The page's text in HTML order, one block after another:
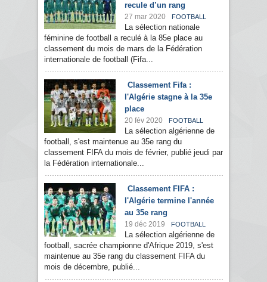
recule d’un rang
27 mar 2020 FOOTBALL
La sélection nationale
féminine de football a reculé à la 85e place au
classement du mois de mars de la Fédération
internationale de football (Fifa...
Classement Fifa :
l'Algérie stagne à la 35e
place
20 fév 2020 FOOTBALL
La sélection algérienne de
football, s'est maintenue au 35e rang du
classement FIFA du mois de février, publié jeudi par
la Fédération internationale...
Classement FIFA :
l'Algérie termine l'année
au 35e rang
19 déc 2019 FOOTBALL
La sélection algérienne de
football, sacrée championne d'Afrique 2019, s'est
maintenue au 35e rang du classement FIFA du
mois de décembre, publié...